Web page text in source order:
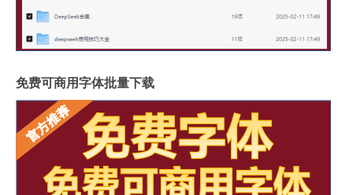
免费可商用字体批量下载